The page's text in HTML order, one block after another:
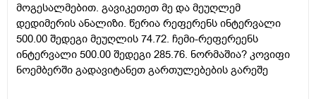
მოგესალმებით. გავიკეთეთ მე და მეუღლემ
დედიმერის ანალიზი. წერია რეფერენს ინტერვალი
500.00 შედეგი მეუღლის 74.72. ჩემი-რეფერეენს
ინტერვალი 500.00 შედეგი 285.76. ნორმაშია? კოვიფი
ნოემბერში გადავიტანეთ გართულებების გარეშე